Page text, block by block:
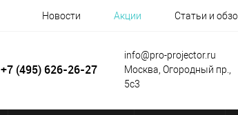
Новости Акции Статьи и
+7 (495) 626-26-27
info@pro-projector.ru
Москва, Огородный пр.,
5с3